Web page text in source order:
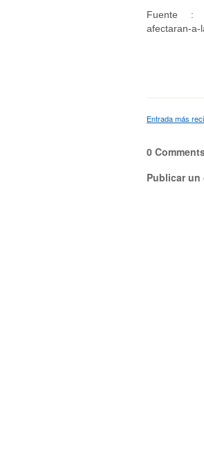
Fuente :
afectaran-a-
Entrada más
0
Publicar un